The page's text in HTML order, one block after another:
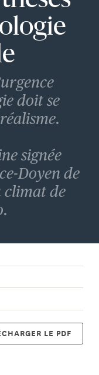
doit se
signée
Doyen de
climat de
LE PDF